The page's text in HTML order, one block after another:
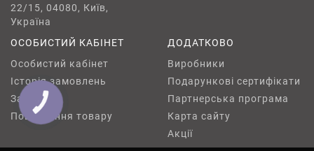
Шинопроводи застосовуються в різних областях,
включаючи виробничі підприємства, торгові
центри, офісні будівлі, лікарні та інші місця, де
необхідний надійний та ефективний розподіл
електроенергії на великі відстані або через
великі простори. Завдяки своїй універсальності
та можливості забезпечення високих
22/15, 04080, Київ,
Україна
ОСОБИСТИЙ КАБІНЕТ
Особистий кабінет
Історія замовлень
Закладки
Повернення товару
ДОДАТКОВО
Виробники
Подарункові сертифікати
Партнерська програма
Карта сайту
Акції
КНОПКА
ЗВ'ЯЗКУ